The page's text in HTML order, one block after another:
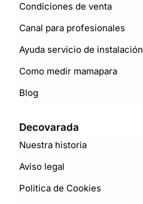
Condiciones de venta
Canal para profesionales
Ayuda servicio de instalación
Como medir mamapara
Blog
Decovarada
Nuestra historia
Aviso legal
Politica de Cookies